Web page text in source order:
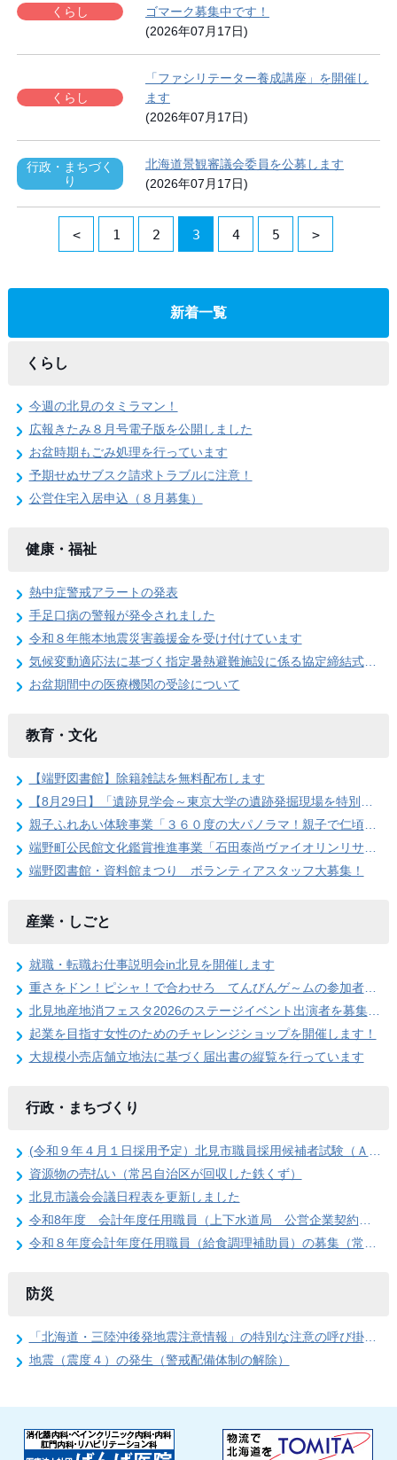
くらし
ゴマーク募集中です！
(2026年07月17日)
くらし
「ファシリテーター養成講座」を開催し
ます
(2026年07月17日)
行政・まちづく
り
北海道景観審議会委員を公募します
(2026年07月17日)
< 1 2 3 4 5 >
新着一覧
くらし
今週の北見のタミラマン！
広報きたみ８月号電子版を公開しました
お盆時期もごみ処理を行っています
予期せぬサブスク請求トラブルに注意！
公営住宅入居申込（８月募集）
健康・福祉
熱中症警戒アラートの発表
手足口病の警報が発令されました
令和８年熊本地震災害義援金を受け付けています
気候変動適応法に基づく指定暑熱避難施設に係る協定締結式を開催しました
お盆期間中の医療機関の受診について
教育・文化
【端野図書館】除籍雑誌を無料配布します
【8月29日】「遺跡見学会～東京大学の遺跡発掘現場を特別公開」参加者を募集します
親子ふれあい体験事業「３６０度の大パノラマ！親子で仁頃登山」の参加者募集のお知らせ
端野町公民館文化鑑賞推進事業「石田泰尚ヴァイオリンリサイタル」を開催します
端野図書館・資料館まつり ボランティアスタッフ大募集！
産業・しごと
就職・転職お仕事説明会in北見を開催します
重さをドン！ピシャ！で合わせろ てんびんゲ～ムの参加者を募集します（北見地産地消フェスタ2026）
北見地産地消フェスタ2026のステージイベント出演者を募集します
起業を目指す女性のためのチャレンジショップを開催します！
大規模小売店舗立地法に基づく届出書の縦覧を行っています
行政・まちづくり
(令和９年４月１日採用予定）北見市職員採用候補者試験（Ａ日程）第１次試験合格発表
資源物の売払い（常呂自治区が回収した鉄くず）
北見市議会会議日程表を更新しました
令和8年度 会計年度任用職員（上下水道局 公営企業契約管理事務員）の募集
令和８年度会計年度任用職員（給食調理補助員）の募集（常呂学校給食センター）
防災
「北海道・三陸沖後発地震注意情報」の特別な注意の呼び掛け期間の終了
地震（震度４）の発生（警戒配備体制の解除）